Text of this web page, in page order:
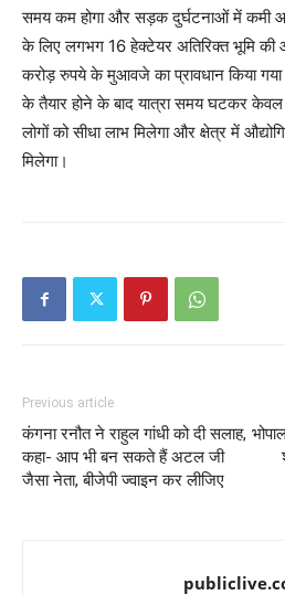
समय कम होगा और सड़क दुर्घटनाओं में कमी
के लिए लगभग 16 हेक्टेयर अतिरिक्त भूमि की
करोड़ रुपये के मुआवजे का प्रावधान किया
के तैयार होने के बाद यात्रा समय घटकर
लोगों को सीधा लाभ मिलेगा और क्षेत्र में
मिलेगा।
Previous article
कंगना रनौत ने राहुल गांधी को दी सलाह,
कहा- आप भी बन सकते हैं अटल जी
जैसा नेता, बीजेपी ज्वाइन कर लीजिए